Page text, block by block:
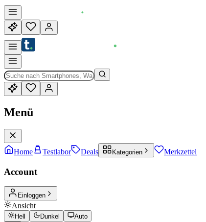
Menü
Home Testlabor Deals Kategorien Merkzettel
Account
Einloggen
Ansicht
Hell Dunkel Auto